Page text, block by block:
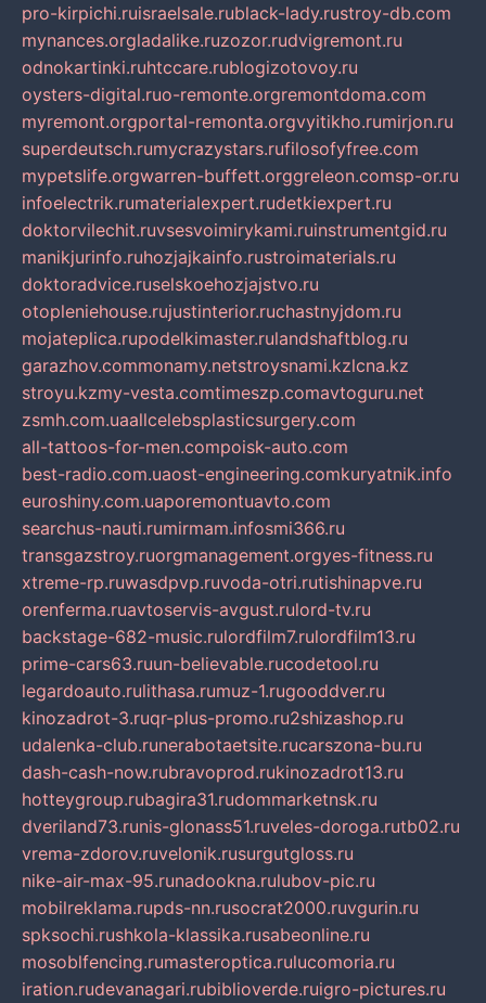
pro-kirpichi.ruisraelsale.rublack-lady.rustroy-db.com
mynances.orgladalike.ruzozor.rudvigremont.ru
odnokartinki.ruhtccare.rublogizotovoy.ru
oysters-digital.ruo-remonte.orgremontdoma.com
myremont.orgportal-remonta.orgvyitikho.rumirjon.ru
superdeutsch.rumycrazystars.rufilosofyfree.com
mypetslife.orgwarren-buffett.orggreleon.comsp-or.ru
infoelectrik.rumaterialexpert.rudetkiexpert.ru
doktorvilechit.ruvsesvoimirykami.ruinstrumentgid.ru
manikjurinfo.ruhozjajkainfo.rustroimaterials.ru
doktoradvice.ruselskoehozjajstvo.ru
otopleniehouse.rujustinterior.ruchastnyjdom.ru
mojateplica.rupodelkimaster.rulandshaftblog.ru
garazhov.commonamy.netstroysnami.kzlcna.kz
stroyu.kzmy-vesta.comtimeszp.comavtoguru.net
zsmh.com.uaallcelebsplasticsurgery.com
all-tattoos-for-men.compoisk-auto.com
best-radio.com.uaost-engineering.comkuryatnik.info
euroshiny.com.uaporemontuavto.com
searchus-nauti.rumirmam.infosmi366.ru
transgazstroy.ruorgmanagement.orgyes-fitness.ru
xtreme-rp.ruwasdpvp.ruvoda-otri.rutishinapve.ru
orenferma.ruavtoservis-avgust.rulord-tv.ru
backstage-682-music.rulordfilm7.rulordfilm13.ru
prime-cars63.ruun-believable.rucodetool.ru
legardoauto.rulithasa.rumuz-1.rugooddver.ru
kinozadrot-3.ruqr-plus-promo.ru2shizashop.ru
udalenka-club.runerabotaetsite.rucarszona-bu.ru
dash-cash-now.rubravoprod.rukinozadrot13.ru
hotteygroup.rubagira31.rudommarketnsk.ru
dveriland73.runis-glonass51.ruveles-doroga.rutb02.ru
vrema-zdorov.ruvelonik.rusurgutgloss.ru
nike-air-max-95.runadookna.rulubov-pic.ru
mobilreklama.rupds-nn.rusocrat2000.ruvgurin.ru
spksochi.rushkola-klassika.rusabeonline.ru
mosoblfencing.rumasteroptica.rulucomoria.ru
iration.rudevanagari.rubiblioverde.ruigro-pictures.ru